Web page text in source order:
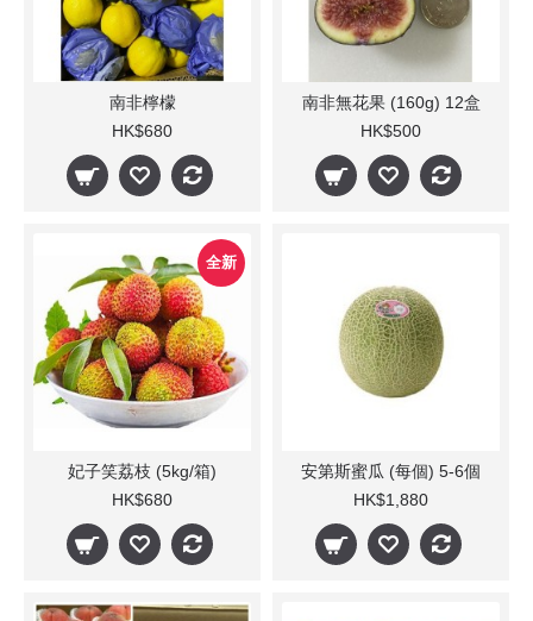
南非檸檬
HK$680
南非無花果 (160g) 12盒
HK$500
全新
妃子笑荔枝 (5kg/箱)
HK$680
安第斯蜜瓜 (每個) 5-6個
HK$1,880